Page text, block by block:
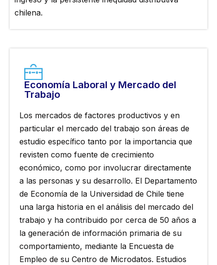
chilena.
Economía Laboral y Mercado del
Trabajo
Los mercados de factores productivos y en
particular el mercado del trabajo son áreas de
estudio específico tanto por la importancia que
revisten como fuente de crecimiento
económico, como por involucrar directamente
a las personas y su desarrollo. El Departamento
de Economía de la Universidad de Chile tiene
una larga historia en el análisis del mercado del
trabajo y ha contribuido por cerca de 50 años a
la generación de información primaria de su
comportamiento, mediante la Encuesta de
Empleo de su Centro de Microdatos. Estudios